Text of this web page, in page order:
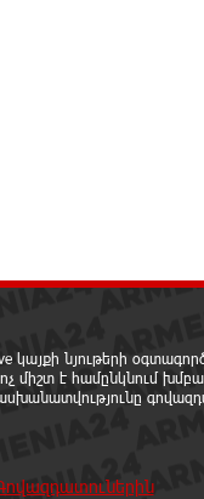
կայքի նյութերի
միշտ է համընկնում